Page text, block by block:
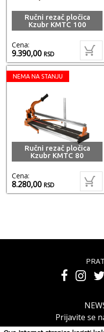
Ručni rezač pločica
Kzubr KMTC 100
Cena:
9.390,00RSD
NEMA NA STANJU
Ručni rezač pločica
Kzubr KMTC 80
Cena:
8.280,00RSD
Prijavite se